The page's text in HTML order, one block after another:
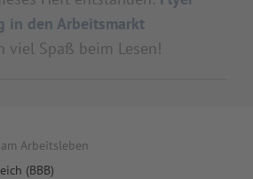
in den Arbeitsmarkt
viel Spaß beim Lesen!
Arbeitsleben
(BBB)